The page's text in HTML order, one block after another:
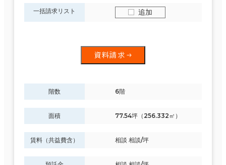
一括請求リスト 追加
資料請求
階数 6階
面積 77.54坪（256.332㎡）
賃料（共益費含） 相談 相談/坪